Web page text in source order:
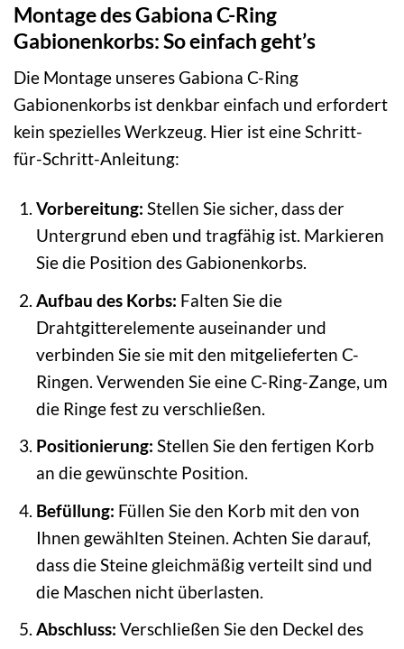
Montage des Gabiona C-Ring
Gabionenkorbs: So einfach geht’s
Die Montage unseres Gabiona C-Ring
Gabionenkorbs ist denkbar einfach und erfordert
kein spezielles Werkzeug. Hier ist eine Schritt-
für-Schritt-Anleitung:
Vorbereitung: Stellen Sie sicher, dass der
Untergrund eben und tragfähig ist. Markieren
Sie die Position des Gabionenkorbs.
Aufbau des Korbs: Falten Sie die
Drahtgitterelemente auseinander und
verbinden Sie sie mit den mitgelieferten C-
Ringen. Verwenden Sie eine C-Ring-Zange, um
die Ringe fest zu verschließen.
Positionierung: Stellen Sie den fertigen Korb
an die gewünschte Position.
Befüllung: Füllen Sie den Korb mit den von
Ihnen gewählten Steinen. Achten Sie darauf,
dass die Steine gleichmäßig verteilt sind und
die Maschen nicht überlasten.
Abschluss: Verschließen Sie den Deckel des